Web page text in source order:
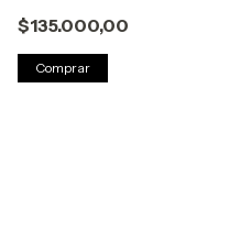
$135.000,00
Comprar